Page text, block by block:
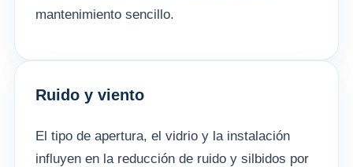
mantenimiento sencillo.
Ruido y viento
El tipo de apertura, el vidrio y la instalación
influyen en la reducción de ruido y silbidos por